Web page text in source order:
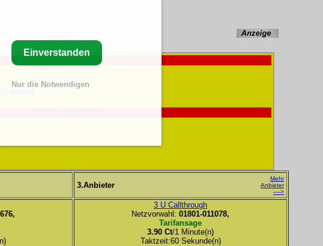
Weitere 24-Stundenvergleiche!
3.Anbieter
Mehr
Anbieter
---->
3 U Callthrough
Netzvorwahl: 01801-011078,
Tarifansage
3.90 Ct/1 Minute(n)
Taktzeit:60 Sekunde(n)
Einverstanden
Nur die Notwendigen